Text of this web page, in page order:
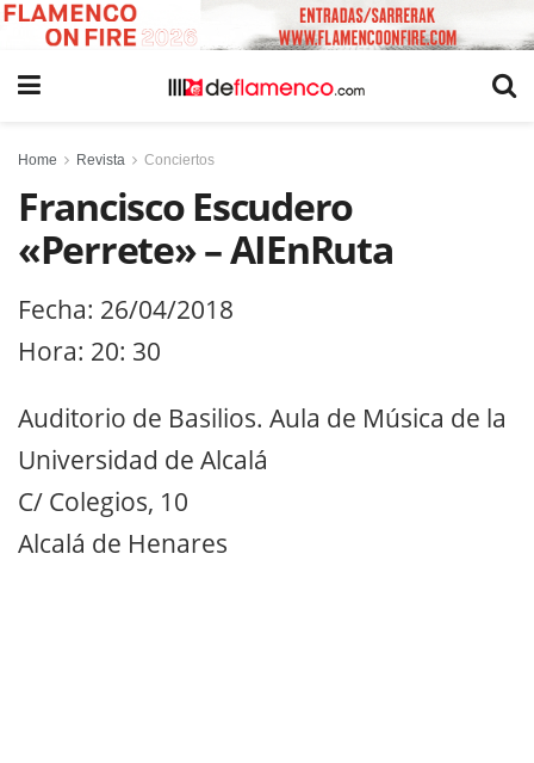
Home Revista Conciertos
Francisco Escudero
«Perrete» – AIEnRuta
Fecha: 26/04/2018
Hora: 20: 30
Auditorio de Basilios. Aula de Música de la
Universidad de Alcalá
C/ Colegios, 10
Alcalá de Henares